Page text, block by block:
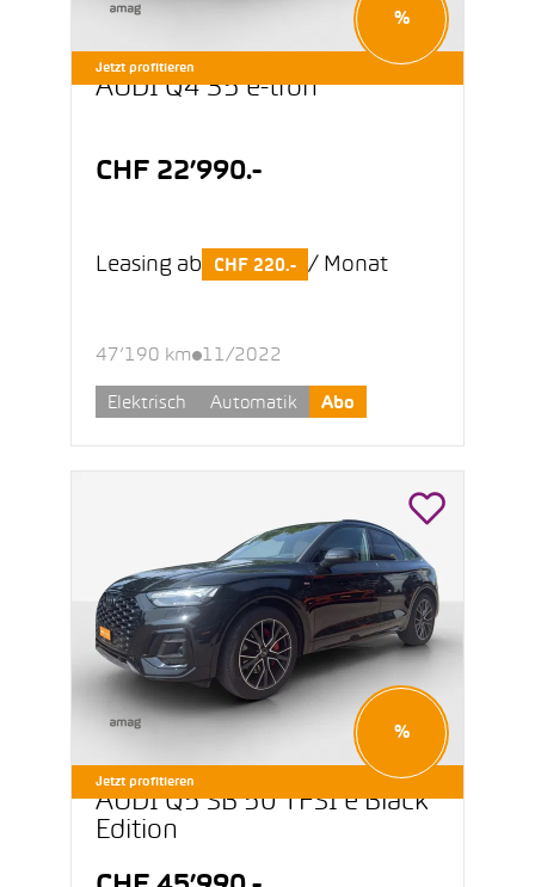
Jetzt profitieren
%
AUDI Q4 35 e-tron
CHF 22’990.-
Leasing ab CHF 220.- / Monat
47’190 km 11/2022
Elektrisch Automatik Abo
Jetzt profitieren
%
AUDI Q5 SB 50 TFSI e Black
Edition